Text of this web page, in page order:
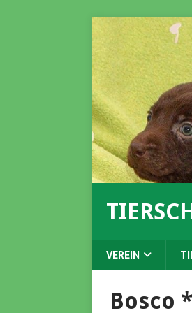
VEREIN
Bosco